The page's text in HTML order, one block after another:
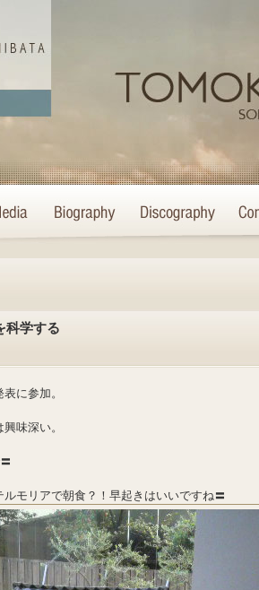
科学する
に参加。
味深い。
モリアで朝食？！早起きはいいですね〓